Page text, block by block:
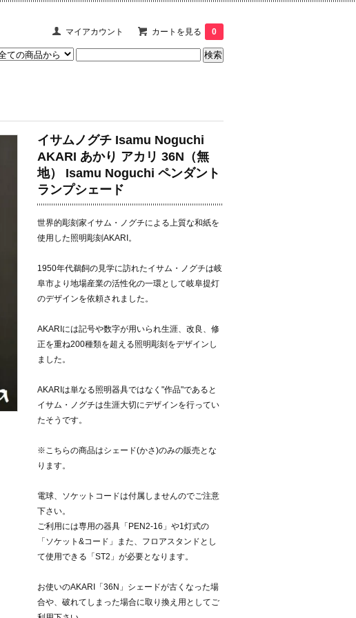
マイアカウント カートを見る 0
イサムノグチ Isamu Noguchi
AKARI あかり アカリ 36N（無
地） Isamu Noguchi ペンダント
ランプシェード
世界的彫刻家イサム・ノグチによる上質な和紙を
使用した照明彫刻AKARI。
1950年代鵜飼の見学に訪れたイサム・ノグチは岐
阜市より地場産業の活性化の一環として岐阜提灯
のデザインを依頼されました。
AKARIには記号や数字が用いられ生涯、改良、修
正を重ね200種類を超える照明彫刻をデザインし
ました。
AKARIは単なる照明器具ではなく"作品"であると
イサム・ノグチは生涯大切にデザインを行ってい
たそうです。
※こちらの商品はシェード(かさ)のみの販売とな
ります。
電球、ソケットコードは付属しませんのでご注意
下さい。
ご利用には専用の器具「PEN2-16」や1灯式の
「ソケット&コード」また、フロアスタンドとし
て使用できる「ST2」が必要となります。
お使いのAKARI「36N」シェードが古くなった場
合や、破れてしまった場合に取り換え用としてご